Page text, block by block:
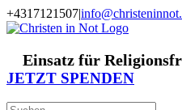
Zum
Inhalt
+4317121507|
Facebook
Instagram
X
Spenden
Newsletter
Einsatz für
JETZT SPENDEN